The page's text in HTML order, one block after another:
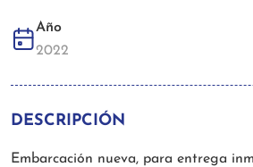
Año
2022
DESCRIPCIÓN
Embarcación nueva, para entrega